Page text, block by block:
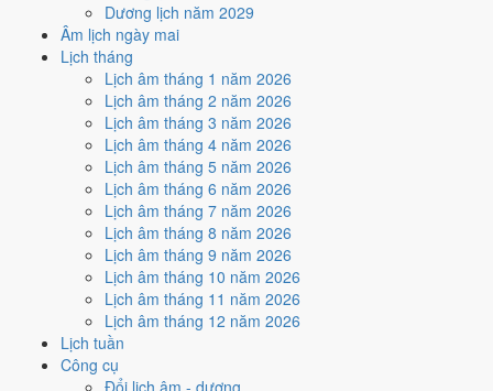
Dương lịch năm 2029
Âm lịch ngày mai
Lịch tháng
Lịch âm tháng 1 năm 2026
Lịch âm tháng 2 năm 2026
Lịch âm tháng 3 năm 2026
Lịch âm tháng 4 năm 2026
Lịch âm tháng 5 năm 2026
Lịch âm tháng 6 năm 2026
Lịch âm tháng 7 năm 2026
Lịch âm tháng 8 năm 2026
Lịch âm tháng 9 năm 2026
Lịch âm tháng 10 năm 2026
Lịch âm tháng 11 năm 2026
Lịch âm tháng 12 năm 2026
Lịch tuần
Công cụ
Đổi lịch âm - dương
Cách tính ngày tốt
🏡 Nhập trạch - vào nhà mới
Tốt
Nhập trạch - vào nhà mới hôm nay ở
Trực Khai, nhưng Ngày Hắc Đạo kéo giảm điểm.
Cách tính ngày tốt
Mua xe - tậu xe
Tốt
Mua xe - tậu xe hôm nay ởmức tốt (6/10)
nhưng Ngày Hắc Đạo kéo giảm điểm.
Cách tính ngày tốt
Xuất hành - đi xa
Tốt
Xuất hành - đi xa hôm nay ở
nhưng Ngày Hắc Đạo kéo giảm điểm.